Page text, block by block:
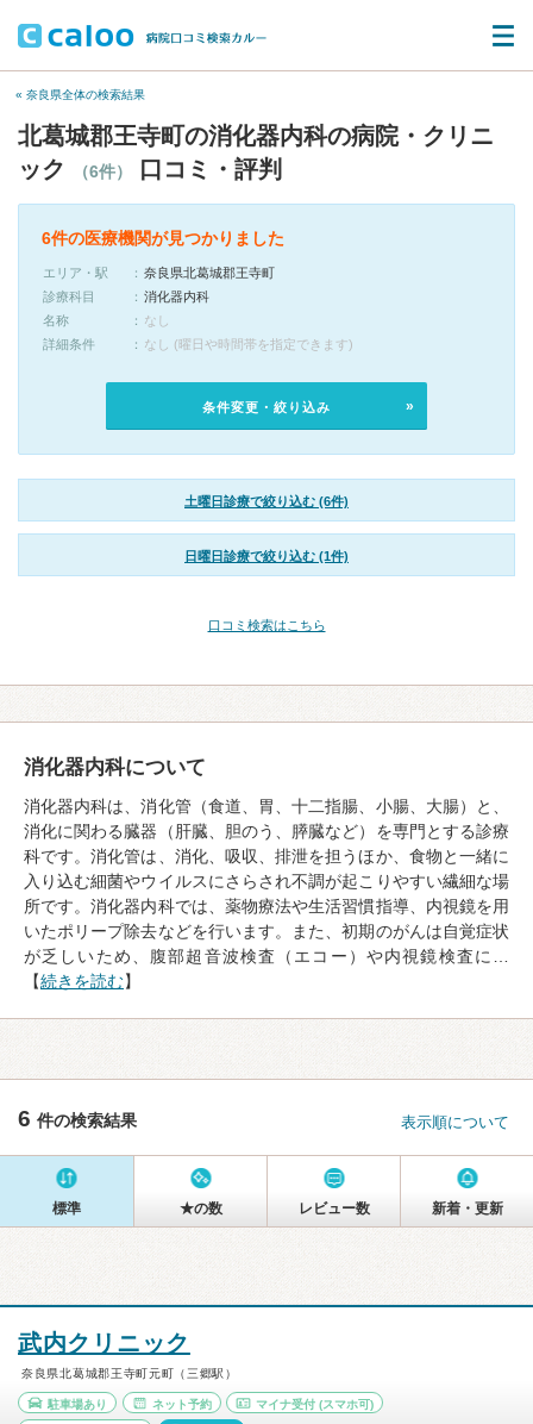
« 奈良県全体の検索結果
北葛城郡王寺町の消化器内科の病院・クリニ
ック
（6件） 口コミ・評判
6件の医療機関が見つかりました
エリア・駅
奈良県北葛城郡王寺町
診療科目
消化器内科
名称
なし
詳細条件
なし (曜日や時間帯を指定できます)
条件変更・絞り込み
土曜日診療で絞り込む (6件)
日曜日診療で絞り込む (1件)
口コミ検索はこちら
消化器内科について
消化器内科は、消化管（食道、胃、十二指腸、小腸、大腸）と、
消化に関わる臓器（肝臓、胆のう、膵臓など）を専門とする診療
科です。消化管は、消化、吸収、排泄を担うほか、食物と一緒に
入り込む細菌やウイルスにさらされ不調が起こりやすい繊細な場
所です。消化器内科では、薬物療法や生活習慣指導、内視鏡を用
いたポリープ除去などを行います。また、初期のがんは自覚症状
が乏しいため、腹部超音波検査（エコー）や内視鏡検査に…
【続きを読む】
6 件の検索結果 表示順について
標準 ★の数 レビュー数 新着・更新
武内クリニック
奈良県北葛城郡王寺町元町（三郷駅）
駐車場あり ネット予約 マイナ受付 (スマホ可)